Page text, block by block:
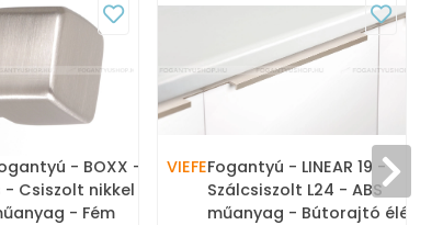
- BOXX - 1
Csiszolt nikkel Z23
- Fém
VIEFEFogantyú - LINEAR 19 -
Szálcsiszolt L24 - ABS
műanyag - Bútorajtó élébe